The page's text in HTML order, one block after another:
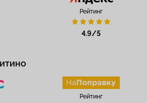
Рейтинг
4.9/5
Рейтинг